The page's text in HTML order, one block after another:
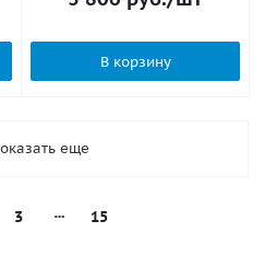
В корзину
еще
3 15